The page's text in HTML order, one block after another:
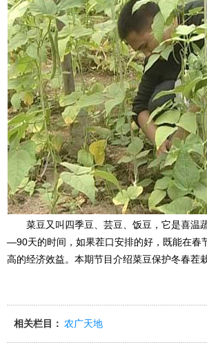
菜豆又叫四季豆、芸豆、饭豆，它是喜温
—90天的时间，如果茬口安排的好，既能在春
高的经济效益。本期节目介绍菜豆保护冬春茬
相关栏目： 农广天地